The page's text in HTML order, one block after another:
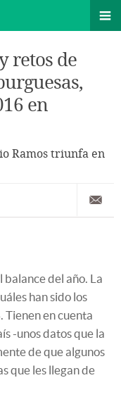
retos de
en
Ramos triunfa en
del año. La
han sido los
Tienen en cuenta
-unos datos que la
de que algunos
que les llegan de